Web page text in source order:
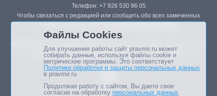
Телефон: +7 926 530 96 05
Чтобы связаться с редакцией или сообщить обо всех замеченных
Републикация материалов сайта в печатных изданиях (книгах, прессе)
возможна только с письменного разрешения редакции.
Файлы Cookies
Для улучшения работы сайт pravmir.ru может
собирать данные, используя файлы cookie и
метрические программы. Это соответствует
Политике обработки и защиты персональных данных
в pravmir.ru
Продолжая работу с сайтом, Вы даете свое
согласие на обработку персональных данных.